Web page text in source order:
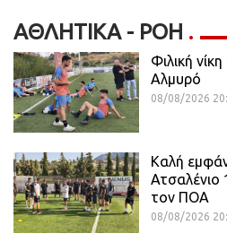
ΑΘΛΗΤΙΚΆ - ΡΟΗ
Φιλική
Αλμυρό
08/08/2026
Καλή
Ατσαλένιο
τον ΠΟΑ
08/08/2026